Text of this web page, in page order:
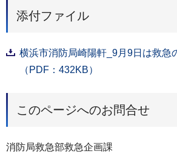
添付ファイル
横浜市消防局崎陽軒_9月9日は救急
（PDF：432KB）
このページへのお問合せ
消防局救急部救急企画課